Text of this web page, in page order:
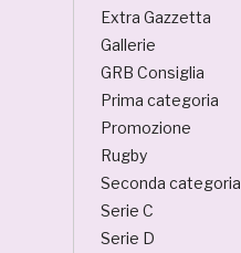
Extra Gazzetta
Gallerie
GRB Consiglia
Prima categoria
Promozione
Rugby
Seconda categoria
Serie C
Serie D